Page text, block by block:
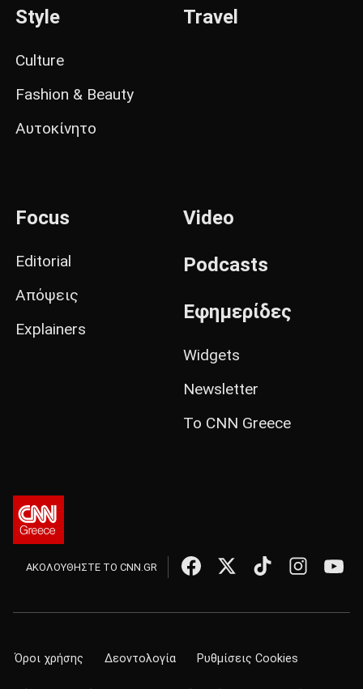
Style
Culture
Fashion & Beauty
Αυτοκίνητο
Travel
Focus
Editorial
Απόψεις
Explainers
Video
Podcasts
Εφημερίδες
Widgets
Newsletter
Το CNN Greece
ΑΚΟΛΟΥΘΗΣΤΕ ΤΟ CNN.GR
Όροι χρήσης Δεοντολογία Ρυθμίσεις Cookies